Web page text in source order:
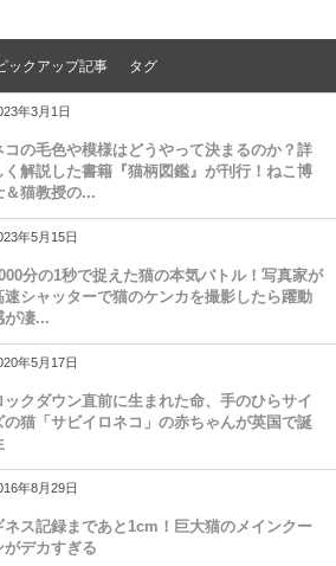
ックアップ記事 タグ
年3月1日
コの毛色や模様はどうやって決まるのか？詳
く解説した書籍『猫柄図鑑』が刊行！ねこ博
＆猫教授の...
年5月15日
分の1秒で捉えた猫の本気バトル！写真家が
速シャッターで猫のケンカを撮影したら躍動
が凄...
年5月17日
ックダウン直前に生まれた命、手のひらサイ
の猫「サビイロネコ」の赤ちゃんが英国で誕
年8月29日
ネス記録まであと1cm！巨大猫のメインクー
がデカすぎる